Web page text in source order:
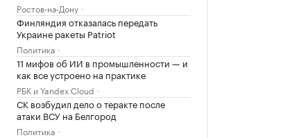
Ростов-на-Дону
Финляндия отказалась передать
Украине ракеты Patriot
Политика
11 мифов об ИИ в промышленности — и
как все устроено на практике
РБК и Yandex Cloud
СК возбудил дело о теракте после
атаки ВСУ на Белгород
Политика